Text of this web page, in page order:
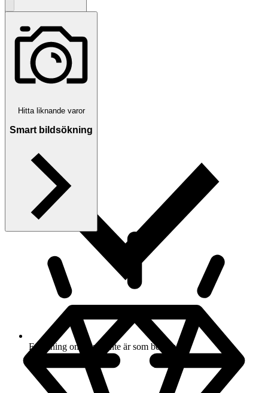
Ersättning om varan inte är som beskriven
Hitta liknande varor
Smart bildsökning